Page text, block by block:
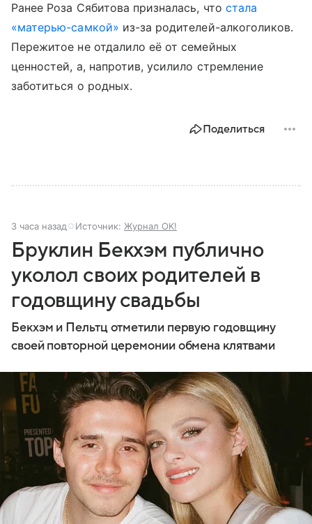
Ранее Роза Сябитова призналась, что стала
«матерью-самкой» из-за родителей-алкоголиков.
Пережитое не отдалило её от семейных
ценностей, а, напротив, усилило стремление
заботиться о родных.
Поделиться
3 часа назад Источник: Журнал OK!
Бруклин Бекхэм публично
уколол своих родителей в
годовщину свадьбы
Бекхэм и Пельтц отметили первую годовщину
своей повторной церемонии обмена клятвами